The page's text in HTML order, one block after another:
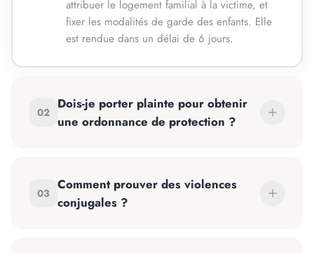
attribuer le logement familial à la victime, et
fixer les modalités de garde des enfants. Elle
est rendue dans un délai de 6 jours.
02
Dois-je porter plainte pour obtenir
une ordonnance de protection ?
03
Comment prouver des violences
conjugales ?